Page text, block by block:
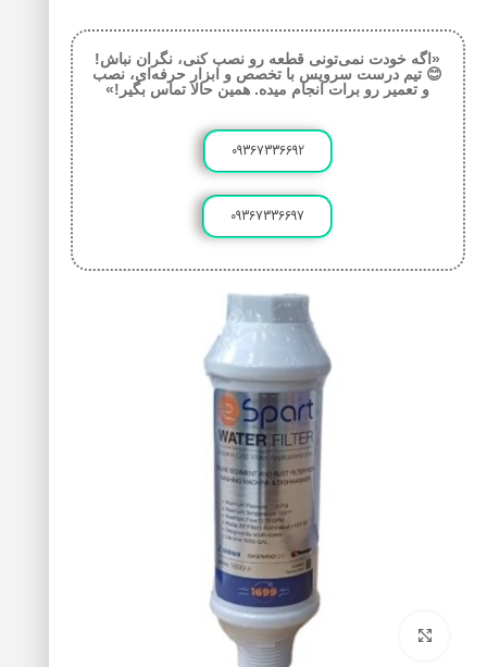
«اگه خودت نمی‌تونی قطعه رو نصب کنی، نگران نباش!
😊 تیم درست سرویس با تخصص و ابزار حرفه‌ای، نصب
و تعمیر رو برات انجام میده. همین حالا تماس بگیر!»
09367336692
09367336697